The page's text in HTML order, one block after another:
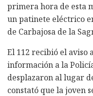
primera hora de esta
un patinete eléctrico
de Carbajosa de la
El 112 recibió el aviso
información a la
desplazaron al lugar
constató que la joven